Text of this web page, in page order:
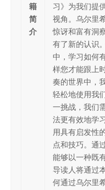
籍
简
介
习》为我们提
视角。乌尔⾥
惊讶和富有洞
有了新的认识
中，学习如何
样您才能跟上
奏的世界中，
轻松地使用我
一挑战，我们
法更有效地学
用具有启发性
点和技巧。通
能够以一种既
导读人将通过
何通过乌尔⾥